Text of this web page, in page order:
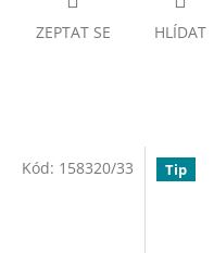
ZEPTAT SE HLÍDAT
Kód: 158320/33 Tip